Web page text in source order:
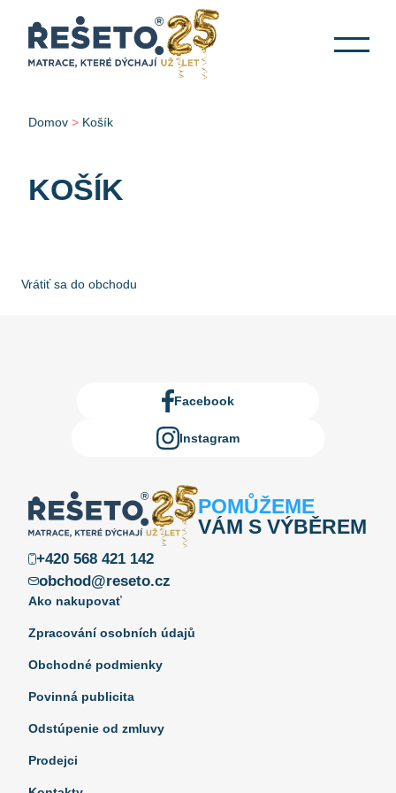
Domov > Košík
KOŠÍK
Vrátiť sa do obchodu
Facebook
Instagram
POMŮŽEME
VÁM S VÝBĚREM
+420 568 421 142
obchod@reseto.cz
Ako nakupovať
Zpracování osobních údajů
Obchodné podmienky
Povinná publicita
Odstúpenie od zmluvy
Prodejci